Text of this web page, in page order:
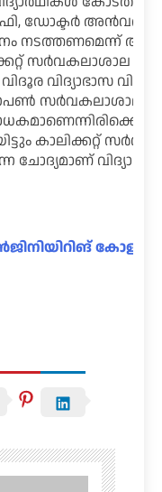
ഡോക്ടർ അൻവർ
നടത്തണമെന്ന്
സർവകലാശാല
വിദ്യാഭാസ
സർവകലാശാല
കാലിക്കറ്റ്
ചോദ്യമാണ്